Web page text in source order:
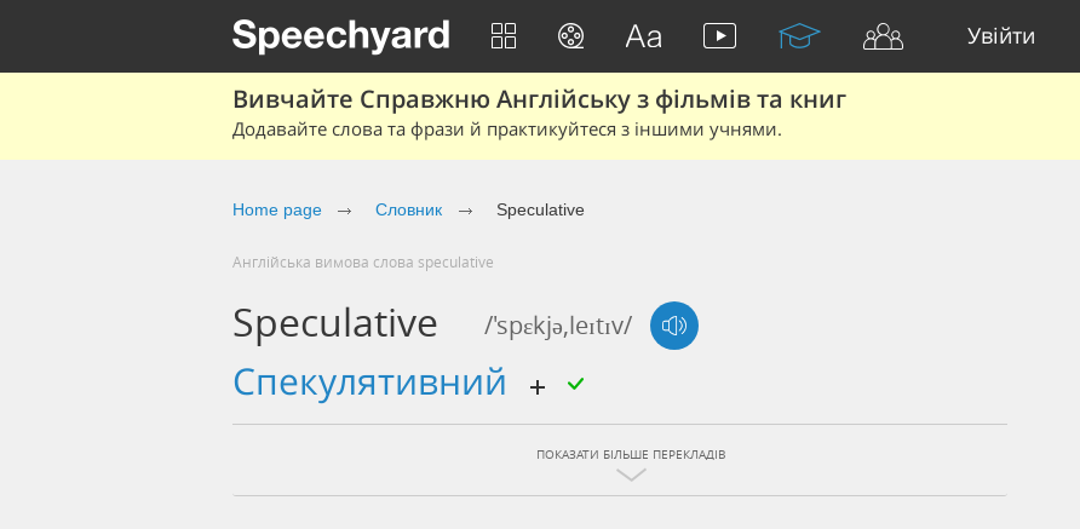
Увійти
Вивчайте Справжню Англійську з фільмів та книг
Додавайте слова та фрази й практикуйтеся з іншими учнями.
Home page Cловник Speculative
Англійська вимова слова speculative
Speculative /'spɛkjə,leɪtɪv/
спекулятивний
ПОКАЗАТИ БІЛЬШЕ ПЕРЕКЛАДІВ